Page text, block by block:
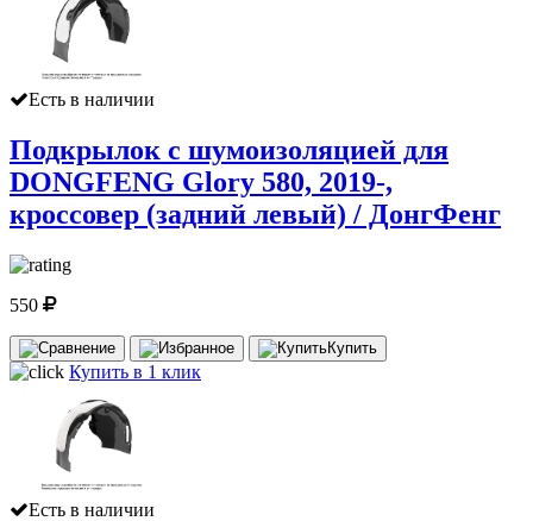
Есть в наличии
Подкрылок с шумоизоляцией для
DONGFENG Glory 580, 2019-,
кроссовер (задний левый) / ДонгФенг
550
Купить
Купить в 1 клик
Есть в наличии